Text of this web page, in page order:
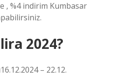
, %4 indirim Kumbasar
2024?
– 22.12.